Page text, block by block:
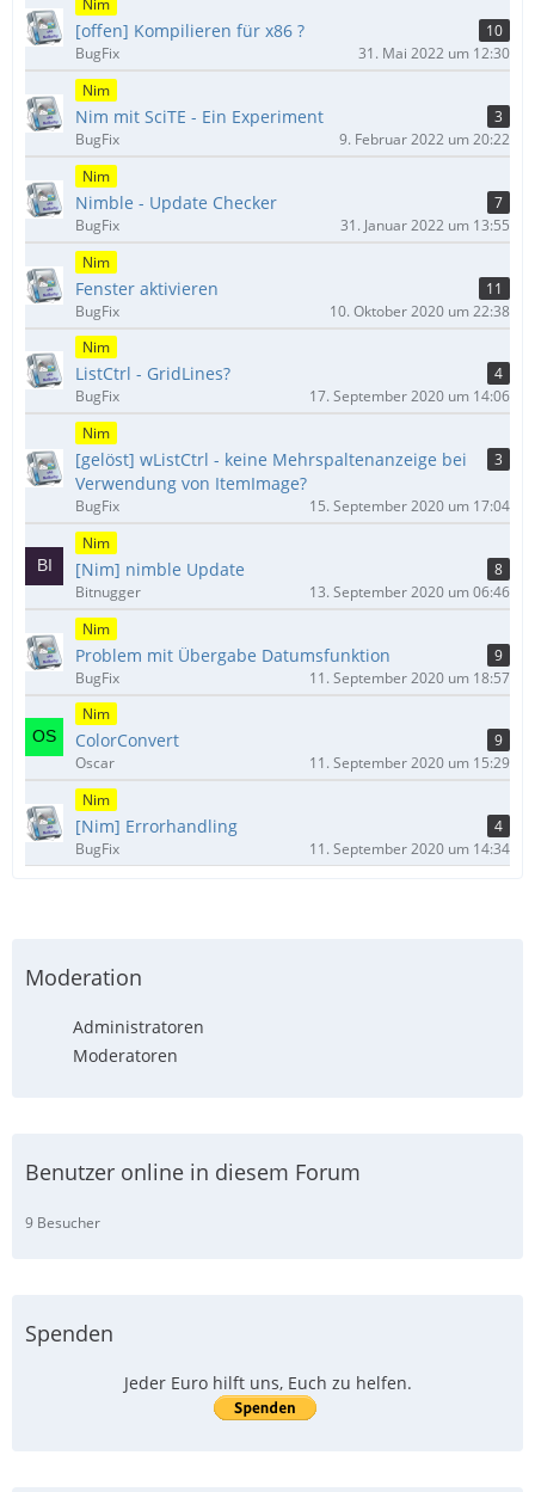
Nim
[offen] Kompilieren für x86 ?
10
BugFix
31. Mai 2022 um 12:30
Nim
Nim mit SciTE - Ein Experiment
3
BugFix
9. Februar 2022 um 20:22
Nim
Nimble - Update Checker
7
BugFix
31. Januar 2022 um 13:55
Nim
Fenster aktivieren
11
BugFix
10. Oktober 2020 um 22:38
Nim
ListCtrl - GridLines?
4
BugFix
17. September 2020 um 14:06
Nim
[gelöst] wListCtrl - keine Mehrspaltenanzeige bei
Verwendung von ItemImage?
3
BugFix
15. September 2020 um 17:04
Nim
[Nim] nimble Update
8
Bitnugger
13. September 2020 um 06:46
Nim
Problem mit Übergabe Datumsfunktion
9
BugFix
11. September 2020 um 18:57
Nim
ColorConvert
9
Oscar
11. September 2020 um 15:29
Nim
[Nim] Errorhandling
4
BugFix
11. September 2020 um 14:34
Moderation
Administratoren
Moderatoren
Benutzer online in diesem Forum
9 Besucher
Spenden
Jeder Euro hilft uns, Euch zu helfen.